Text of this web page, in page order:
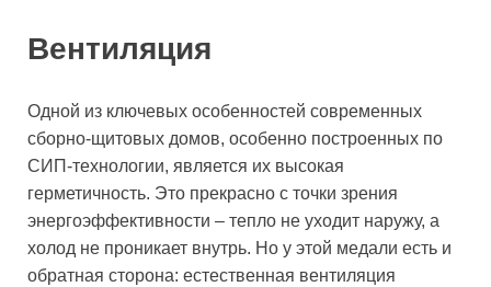
Вентиляция
Одной из ключевых особенностей современных
сборно-щитовых домов, особенно построенных по
СИП-технологии, является их высокая
герметичность. Это прекрасно с точки зрения
энергоэффективности – тепло не уходит наружу, а
холод не проникает внутрь. Но у этой медали есть и
обратная сторона: естественная вентиляция